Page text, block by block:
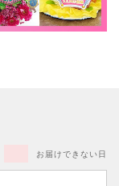
お届けできない日